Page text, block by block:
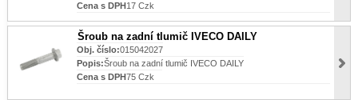
Cena s DPH17 Czk
Šroub na zadní tlumič IVECO DAILY
Obj. číslo:015042027
Popis:Šroub na zadní tlumič IVECO DAILY
Cena s DPH75 Czk